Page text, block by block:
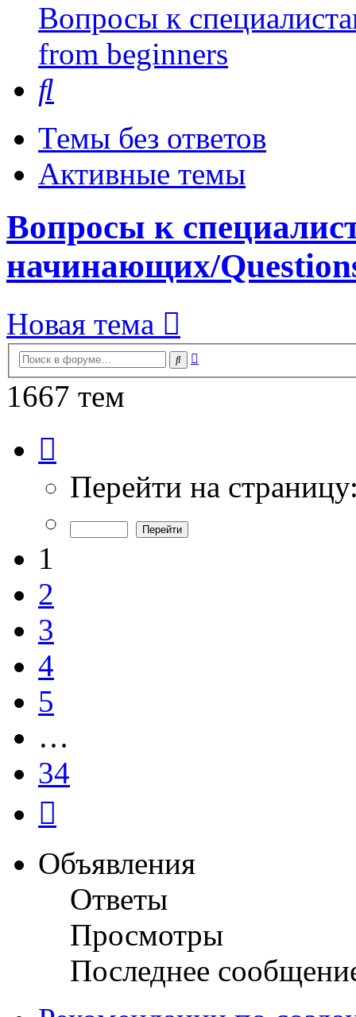
Вопросы к
from beginners
Темы без ответов
Активные темы
Вопросы к
начинающих/
Новая тема
Поиск
1667 тем
из
Перейти на
1
2
3
4
5
…
34
Объявления
Ответы
Просмотры
Последнее